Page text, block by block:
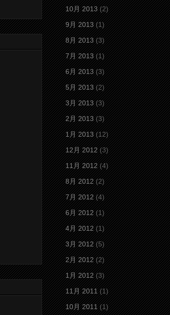
10月 2013(2)
9月 2013(1)
8月 2013(3)
7月 2013(1)
6月 2013(3)
5月 2013(2)
3月 2013(3)
2月 2013(3)
1月 2013(12)
12月 2012(3)
11月 2012(4)
8月 2012(2)
7月 2012(4)
6月 2012(1)
4月 2012(1)
3月 2012(5)
2月 2012(2)
1月 2012(3)
11月 2011(1)
10月 2011(1)